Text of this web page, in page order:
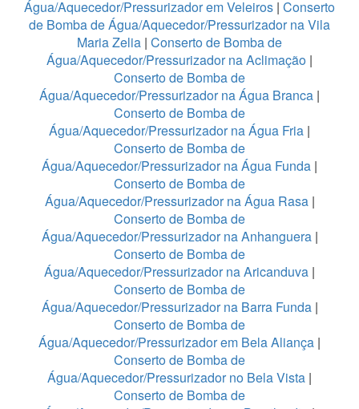
Água/Aquecedor/Pressurizador em Veleiros | Conserto
de Bomba de Água/Aquecedor/Pressurizador na Vila
Maria Zelia | Conserto de Bomba de
Água/Aquecedor/Pressurizador na Aclimação |
Conserto de Bomba de
Água/Aquecedor/Pressurizador na Água Branca |
Conserto de Bomba de
Água/Aquecedor/Pressurizador na Água Fria |
Conserto de Bomba de
Água/Aquecedor/Pressurizador na Água Funda |
Conserto de Bomba de
Água/Aquecedor/Pressurizador na Água Rasa |
Conserto de Bomba de
Água/Aquecedor/Pressurizador na Anhanguera|
Conserto de Bomba de
Água/Aquecedor/Pressurizador na Aricanduva |
Conserto de Bomba de
Água/Aquecedor/Pressurizador na Barra Funda |
Conserto de Bomba de
Água/Aquecedor/Pressurizador em Bela Aliança |
Conserto de Bomba de
Água/Aquecedor/Pressurizador no Bela Vista |
Conserto de Bomba de